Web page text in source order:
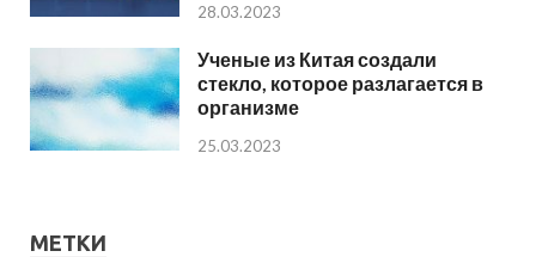
28.03.2023
Ученые из Китая создали
стекло, которое разлагается в
организме
25.03.2023
МЕТКИ